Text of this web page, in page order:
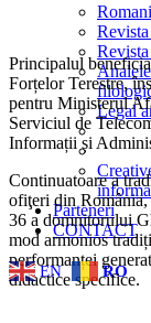
Legal
Parteneri
CONTACT
EN RO
Principalul
Forțelor Terestre,
pentru Ministerul
Serviciul de
Informații și
Continuatoare a
ofiţeri din
36 a domnitorului
mod armonios
performanței
didactice specifice.